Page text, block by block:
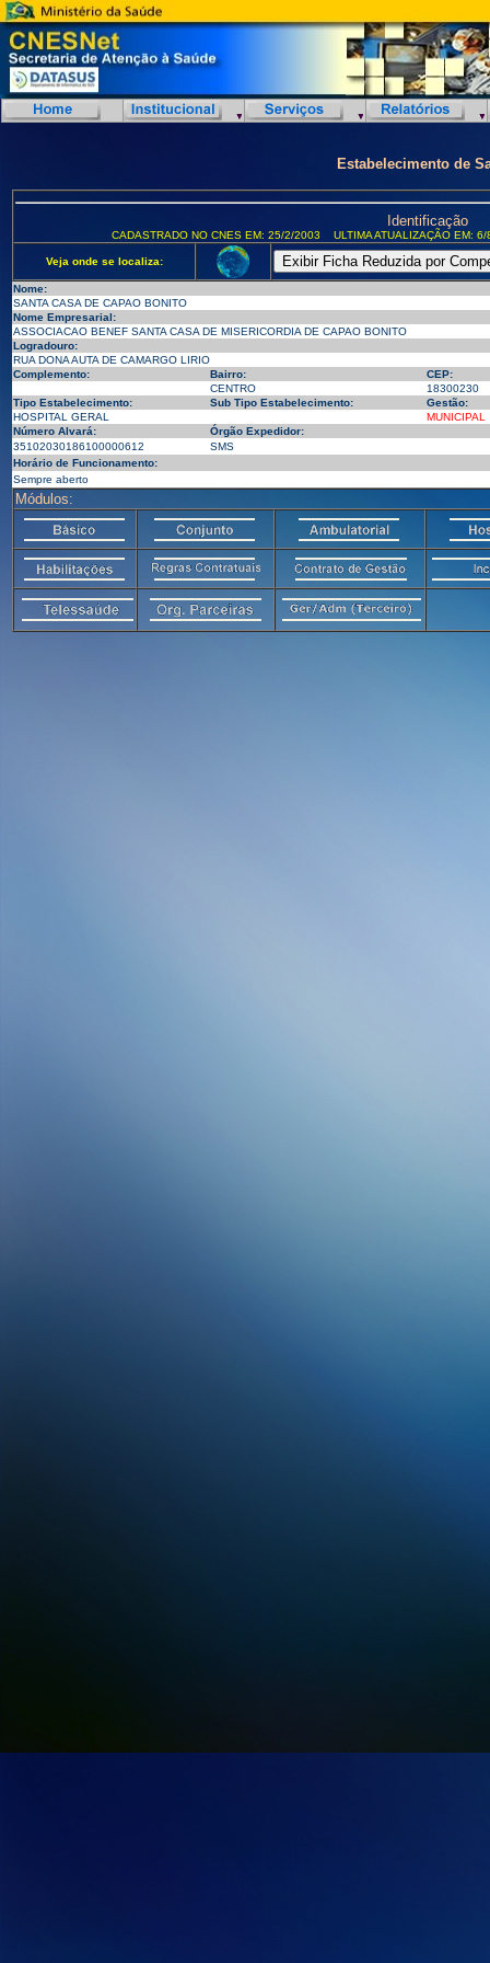
Estabelecimento de
Identificação
CADASTRADO NO CNES EM: 25/2/2003 ULTIMA ATUALIZAÇÃO EM:
Veja onde se localiza:
Nome:
SANTA CASA DE CAPAO BONITO
Nome Empresarial:
ASSOCIACAO BENEF SANTA CASA DE MISERICORDIA DE CAPAO BONITO
Logradouro:
RUA DONA AUTA DE CAMARGO LIRIO
Complemento:
Bairro:
CEP:
CENTRO
18300230
Tipo Estabelecimento:
Sub Tipo Estabelecimento:
Gestão:
HOSPITAL GERAL
MUNICIPAL
Número Alvará:
Órgão Expedidor:
35102030186100000612
SMS
Horário de Funcionamento:
Sempre aberto
Módulos: